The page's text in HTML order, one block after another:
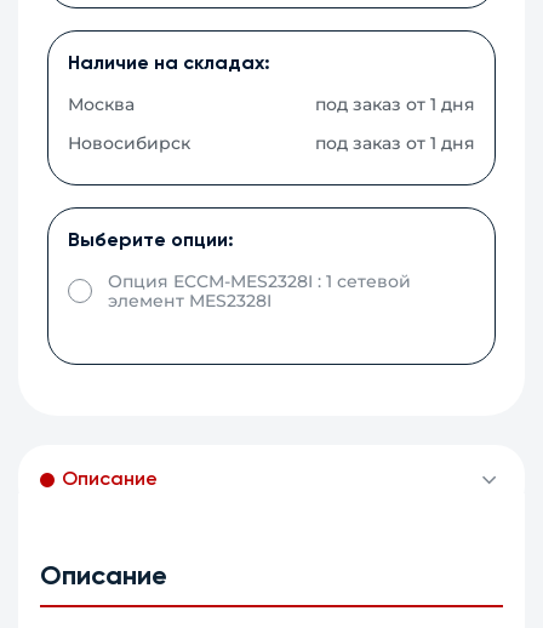
Наличие на складах:
Москва
под заказ от 1 дня
Новосибирск
под заказ от 1 дня
Выберите опции:
Опция ECCM-MES2328I : 1 сетевой
элемент MES2328I
Описание
Описание